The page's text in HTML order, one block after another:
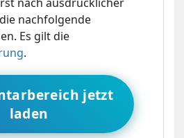
nachfolgende
Es gilt die
.
jetzt
laden